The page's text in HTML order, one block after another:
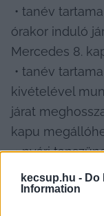
kecsup.hu - Do
Information
órakor induló
Mercedes 8.
kivételével
járat
kapu
• nyári tanszünetben munkanapokon 5:00
órakor induló
órakor